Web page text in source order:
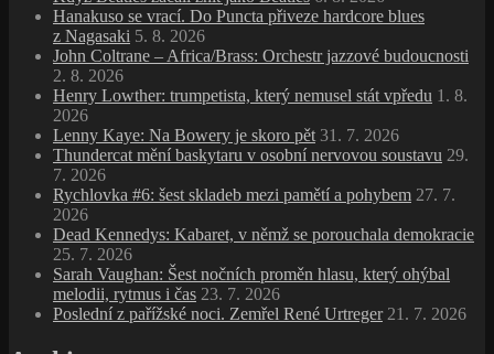
Archivy
Nejčtenější příspěvky
Van Morrison: Léčivá hra pro unavenou duši
(26 840)
Isle of Wight 1970: Labutí píseň éry velkých festivalů
(15 986)
Bojovnice proti otroctví Harriet Tubman
(7 450)
Furry Lewis, bluesman ve službách memphiských
komunálních služeb (6 973)
Shuggie Otis, acidjazzový věrozvěst (6 962)
Nina Simone, nejvyšší kněžka soulu
(6 953)
Jan Arnet, s kontrabasem přes Berlínskou zeď (6 876)
Chick Corea – Eddie Gomez – Paul Motian: Further
Explorations (2012, Concord Jazz) (6 871)